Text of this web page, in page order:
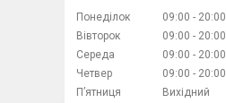
Понеділок 09:00
20:00
Вівторок
09:00
20:00
Середа
09:00
20:00
Четвер
09:00
20:00
Пʼятниця
Вихідний